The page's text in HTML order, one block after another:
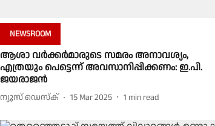
NEWSROOM
ആശാ വര്‍ക്കര്‍മാരുടെ സമരം അനാവശ്യം,
എത്രയും പെട്ടെന്ന് അവസാനിപ്പിക്കണം: ഇ.പി.
ജയരാജന്‍
ന്യൂസ് ഡെസ്ക് 15 Mar 2025 1 min read